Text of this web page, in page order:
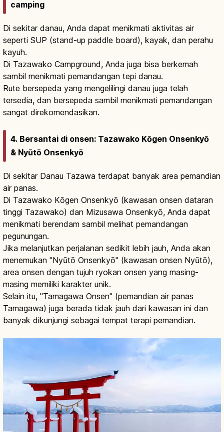
camping
Di sekitar danau, Anda dapat menikmati aktivitas air
seperti SUP (stand-up paddle board), kayak, dan perahu
kayuh.
Di Tazawako Campground, Anda juga bisa berkemah
sambil menikmati pemandangan tepi danau.
Rute bersepeda yang mengelilingi danau juga telah
tersedia, dan bersepeda sambil menikmati pemandangan
sangat direkomendasikan.
4. Bersantai di onsen: Tazawako Kōgen Onsenkyō
& Nyūtō Onsenkyō
Di sekitar Danau Tazawa terdapat banyak area pemandian
air panas.
Di Tazawako Kōgen Onsenkyō (kawasan onsen dataran
tinggi Tazawako) dan Mizusawa Onsenkyō, Anda dapat
menikmati berendam sambil melihat pemandangan
pegunungan.
Jika melanjutkan perjalanan sedikit lebih jauh, Anda akan
menemukan "Nyūtō Onsenkyō" (kawasan onsen Nyūtō),
area onsen dengan tujuh ryokan onsen yang masing-
masing memiliki karakter unik.
Selain itu, "Tamagawa Onsen" (pemandian air panas
Tamagawa) juga berada tidak jauh dari kawasan ini dan
banyak dikunjungi sebagai tempat terapi pemandian.